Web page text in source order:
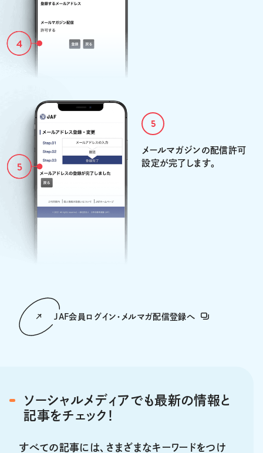
5
メールマガジンの配信許可
設定が完了します。
JAF会員ログイン・メルマガ配信登録へ
ソーシャルメディアでも最新の情報と
記事をチェック！
すべての記事には、さまざまなキーワードをつけ